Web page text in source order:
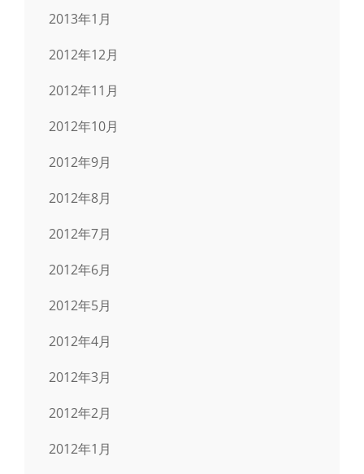
2013年1月
2012年12月
2012年11月
2012年10月
2012年9月
2012年8月
2012年7月
2012年6月
2012年5月
2012年4月
2012年3月
2012年2月
2012年1月